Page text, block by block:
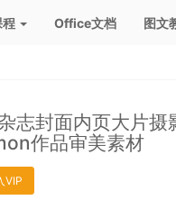
程 Office文档 图文
志封面内页大片摄
作品审美素材
VIP